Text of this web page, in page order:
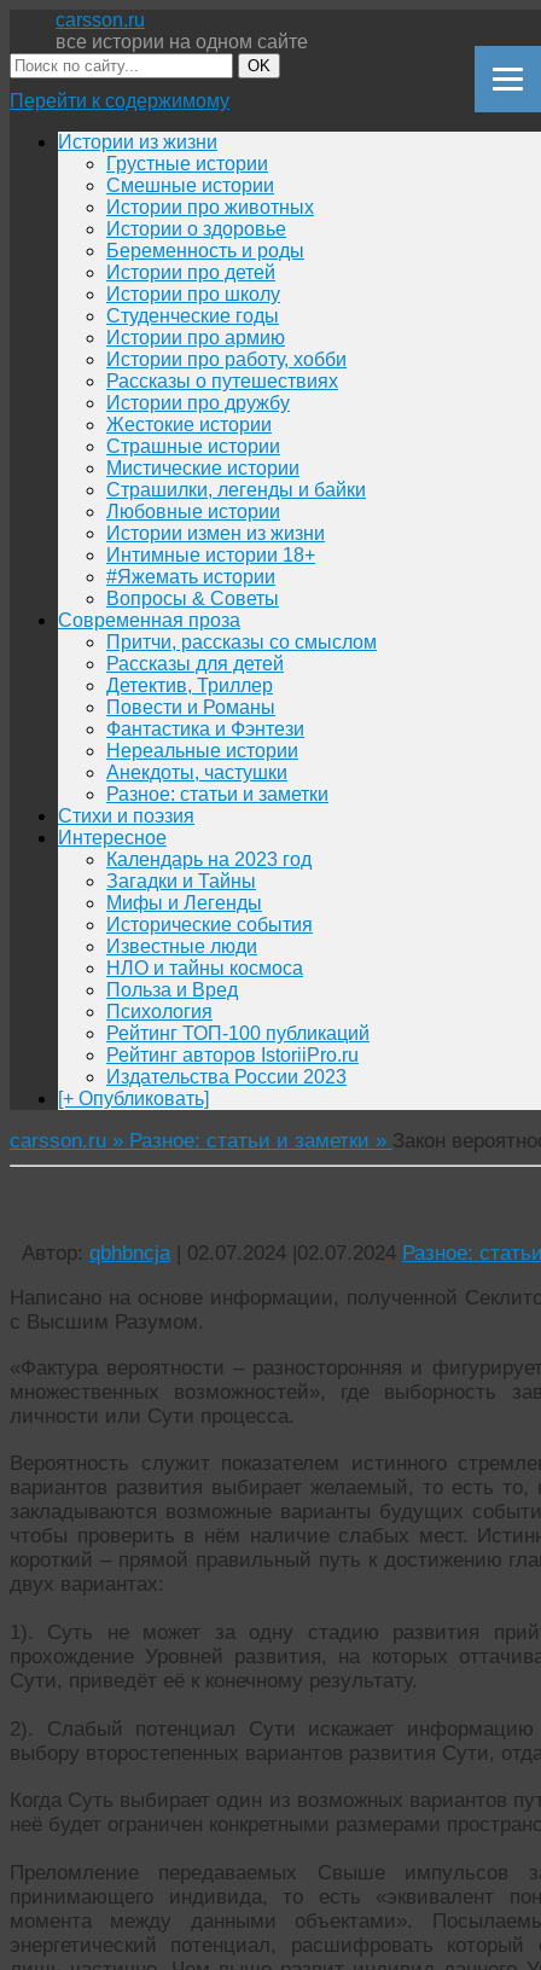
carsson.ru
все истории на одном сайте
OK
Перейти к содержимому
Истории из жизни
Грустные истории
Смешные истории
Истории про животных
Истории о здоровье
Беременность и роды
Истории про детей
Истории про школу
Студенческие годы
Истории про армию
Истории про работу, хобби
Рассказы о путешествиях
Истории про дружбу
Жестокие истории
Страшные истории
Мистические истории
Страшилки, легенды и байки
Любовные истории
Истории измен из жизни
Интимные истории 18+
#Яжемать истории
Вопросы & Советы
Современная проза
Притчи, рассказы со смыслом
Рассказы для детей
Детектив, Триллер
Повести и Романы
Фантастика и Фэнтези
Нереальные истории
Анекдоты, частушки
Разное: статьи и заметки
Стихи и поэзия
Интересное
Календарь на 2023 год
Загадки и Тайны
Мифы и Легенды
Исторические события
Известные люди
НЛО и тайны космоса
Польза и Вред
Психология
Рейтинг ТОП-100 публикаций
Рейтинг авторов IstoriiPro.ru
Издательства России 2023
[+ Опубликовать]
carsson.ru » Разное: статьи и заметки » Закон
Автор: qbhbncja | 02.07.2024 |02.07.2024 Разное:
Написано на основе информации, полученной
с Высшим Разумом.
«Фактура вероятности – разносторонняя и
множественных возможностей», где выборность
личности или Сути процесса.
Вероятность служит показателем истинного
вариантов развития выбирает желаемый, то есть
закладываются возможные варианты будущих
чтобы проверить в нём наличие слабых мест.
короткий – прямой правильный путь к достижению
двух вариантах:
1). Суть не может за одну стадию развития
прохождение Уровней развития, на которых
Сути, приведёт её к конечному результату.
2). Слабый потенциал Сути искажает
выбору второстепенных вариантов развития Сути,
Когда Суть выбирает один из возможных вариантов
неё будет ограничен конкретными размерами
Преломление передаваемых Свыше импульсов
принимающего индивида, то есть «эквивалент
момента между данными объектами».
энергетический потенциал, расшифровать